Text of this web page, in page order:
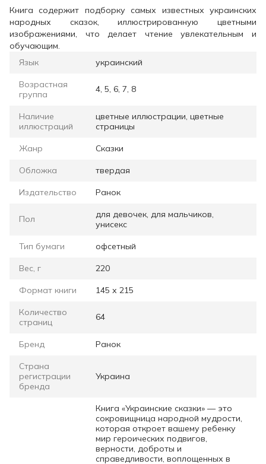
Книга содержит подборку самых известных украинских
народных сказок, иллюстрированную цветными
изображениями, что делает чтение увлекательным и
обучающим.
Язык
украинский
Возрастная
группа
4, 5, 6, 7, 8
Наличие
иллюстраций
цветные иллюстрации, цветные
страницы
Жанр Сказки
Обложка твердая
Издательство Ранок
Пол
для девочек, для мальчиков,
унисекс
Тип бумаги офсетный
Вес, г 220
Формат книги 145 х 215
Количество
страниц
64
Бренд Ранок
Страна
регистрации
бренда
Украина
Книга «Украинские сказки» — это
сокровищница народной мудрости,
которая откроет вашему ребенку
мир героических подвигов,
верности, доброты и
справедливости, воплощенных в